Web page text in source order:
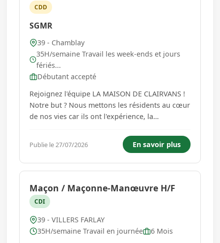
CDD
SGMR
39 - Chamblay
35H/semaine Travail les week-ends et jours
fériés...
Débutant accepté
Rejoignez l'équipe LA MAISON DE CLAIRVANS !
Notre but ? Nous mettons les résidents au cœur
de nos vies car ils ont l'expérience, la
d'inspiration auprès de laquelle nous
continuons d'apprendre. Nous les respectons et
les considérons en portant une atten...
Publie le 27/07/2026 En savoir plus
Maçon / Maçonne-Manœuvre H/F
CDI
39 - VILLERS FARLAY
35H/semaine Travail en journée
6 Mois